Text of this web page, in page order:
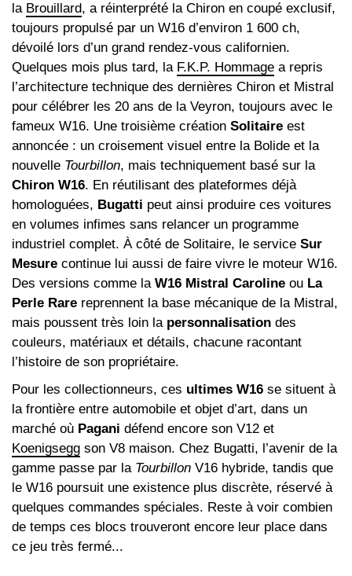
la Brouillard, a réinterprété la Chiron en coupé exclusif,
toujours propulsé par un W16 d’environ 1 600 ch,
dévoilé lors d’un grand rendez‑vous californien.
Quelques mois plus tard, la F.K.P. Hommage a repris
l’architecture technique des dernières Chiron et Mistral
pour célébrer les 20 ans de la Veyron, toujours avec le
fameux W16. Une troisième création Solitaire est
annoncée : un croisement visuel entre la Bolide et la
nouvelle Tourbillon, mais techniquement basé sur la
Chiron W16. En réutilisant des plateformes déjà
homologuées, Bugatti peut ainsi produire ces voitures
en volumes infimes sans relancer un programme
industriel complet. À côté de Solitaire, le service Sur
Mesure continue lui aussi de faire vivre le moteur W16.
Des versions comme la W16 Mistral Caroline ou La
Perle Rare reprennent la base mécanique de la Mistral,
mais poussent très loin la personnalisation des
couleurs, matériaux et détails, chacune racontant
l’histoire de son propriétaire.
Pour les collectionneurs, ces ultimes W16 se situent à
la frontière entre automobile et objet d’art, dans un
marché où Pagani défend encore son V12 et
Koenigsegg son V8 maison. Chez Bugatti, l’avenir de la
gamme passe par la Tourbillon V16 hybride, tandis que
le W16 poursuit une existence plus discrète, réservé à
quelques commandes spéciales. Reste à voir combien
de temps ces blocs trouveront encore leur place dans
ce jeu très fermé...